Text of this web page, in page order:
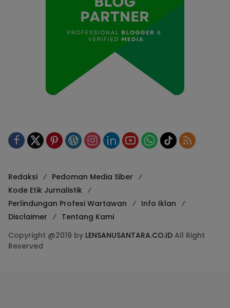
Redaksi
Pedoman Media Siber
Kode Etik Jurnalistik
Perlindungan Profesi Wartawan
Info Iklan
Disclaimer
Tentang Kami
Copyright @2019 by LENSANUSANTARA.CO.ID All Right
Reserved